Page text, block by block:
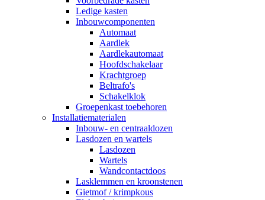
Ledige kasten
Inbouwcomponenten
Automaat
Aardlek
Aardlekautomaat
Hoofdschakelaar
Krachtgroep
Beltrafo's
Schakelklok
Groepenkast toebehoren
Installatiematerialen
Inbouw- en centraaldozen
Lasdozen en wartels
Lasdozen
Wartels
Wandcontactdoos
Lasklemmen en kroonstenen
Gietmof / krimpkous